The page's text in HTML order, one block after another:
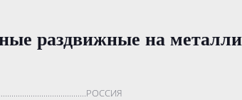
раздвижные на
РОССИЯ